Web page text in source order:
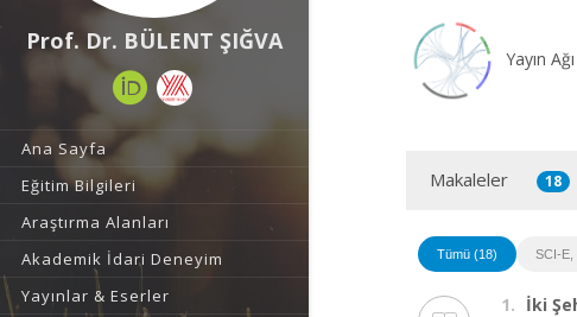
Prof. Dr. BÜLENT ŞIĞVA
Ana Sayfa
Eğitim Bilgileri
Araştırma Alanları
Akademik İdari Deneyim
Yayınlar & Eserler
Yayın Ağı
Makaleler 18
Tümü (18) SCI-E,
1. İki